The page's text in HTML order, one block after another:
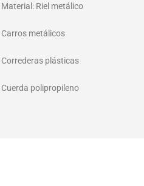
Material: Riel metálico
Carros metálicos
Correderas plásticas
Cuerda polipropileno